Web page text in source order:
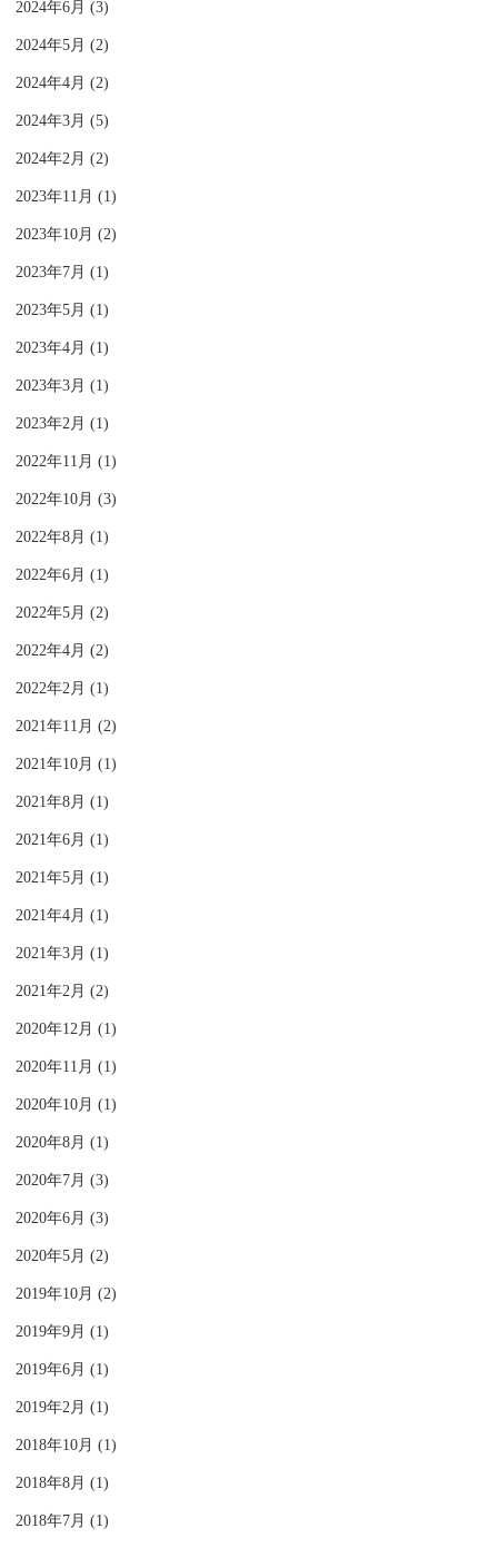
2024年6月 (3)
2024年5月 (2)
2024年4月 (2)
2024年3月 (5)
2024年2月 (2)
2023年11月 (1)
2023年10月 (2)
2023年7月 (1)
2023年5月 (1)
2023年4月 (1)
2023年3月 (1)
2023年2月 (1)
2022年11月 (1)
2022年10月 (3)
2022年8月 (1)
2022年6月 (1)
2022年5月 (2)
2022年4月 (2)
2022年2月 (1)
2021年11月 (2)
2021年10月 (1)
2021年8月 (1)
2021年6月 (1)
2021年5月 (1)
2021年4月 (1)
2021年3月 (1)
2021年2月 (2)
2020年12月 (1)
2020年11月 (1)
2020年10月 (1)
2020年8月 (1)
2020年7月 (3)
2020年6月 (3)
2020年5月 (2)
2019年10月 (2)
2019年9月 (1)
2019年6月 (1)
2019年2月 (1)
2018年10月 (1)
2018年8月 (1)
2018年7月 (1)